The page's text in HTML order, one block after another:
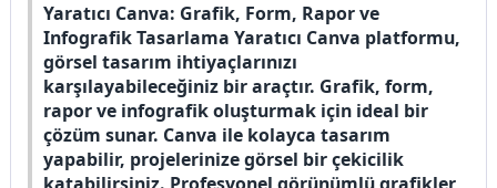
Yaratıcı Canva: Grafik, Form, Rapor ve
Infografik Tasarlama Yaratıcı Canva platformu,
görsel tasarım ihtiyaçlarınızı
karşılayabileceğiniz bir araçtır. Grafik, form,
rapor ve infografik oluşturmak için ideal bir
çözüm sunar. Canva ile kolayca tasarım
yapabilir, projelerinize görsel bir çekicilik